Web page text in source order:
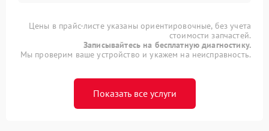
Цены в прайс-листе указаны ориентировочные, без учета
стоимости запчастей.
Записывайтесь на бесплатную диагностику.
Мы проверим ваше устройство и укажем на неисправность.
Показать все услуги